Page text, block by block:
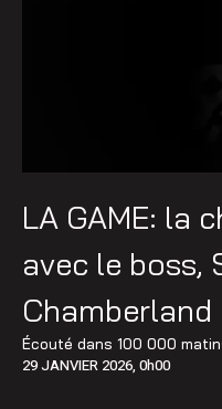
LA GAME: la
avec le boss,
Chamberland
Écouté dans 100 000
29 JANVIER 2026, 0h00